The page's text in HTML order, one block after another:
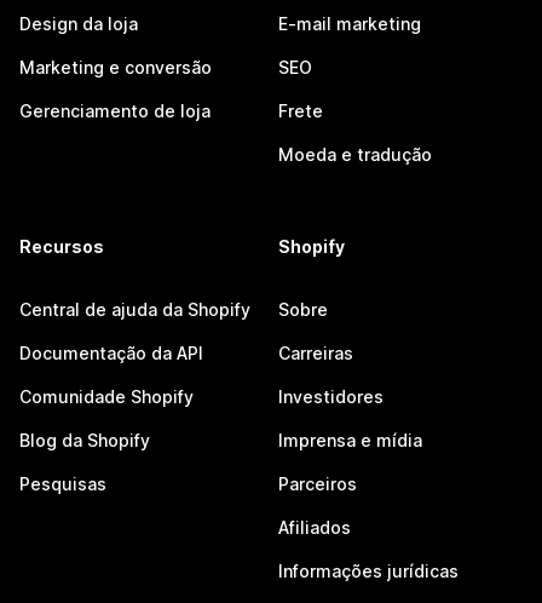
Design da loja
Marketing e conversão
Gerenciamento de loja
E-mail marketing
SEO
Frete
Moeda e tradução
Recursos
Central de ajuda da Shopify
Documentação da API
Comunidade Shopify
Blog da Shopify
Pesquisas
Shopify
Sobre
Carreiras
Investidores
Imprensa e mídia
Parceiros
Afiliados
Informações jurídicas